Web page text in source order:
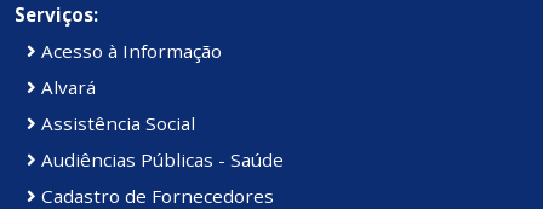
Serviços:
Acesso à Informação
Alvará
Assistência Social
Audiências Públicas - Saúde
Cadastro de Fornecedores